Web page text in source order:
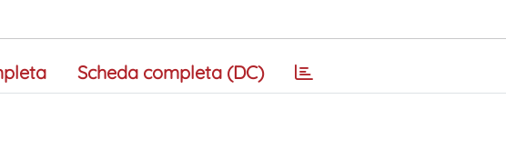
Scheda completa (DC)